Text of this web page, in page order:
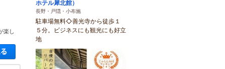
楽し
空き状況・料金を見る
ホテル犀北館）
長野・戸隠・小布施
駐車場無料◇善光寺から徒歩１
５分。ビジネスにも観光にも好立
地